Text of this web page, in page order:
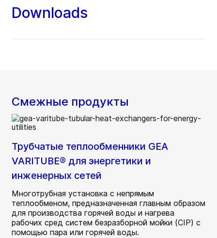
Downloads
Смежные продукты
Трубчатые теплообменники GEA
VARITUBE® для энергетики и
инженерных сетей
Многотрубная установка с непрямым
теплообменом, предназначенная главным образом
для производства горячей воды и нагрева
рабочих сред систем безразборной мойки (CIP) с
помощью пара или горячей воды.